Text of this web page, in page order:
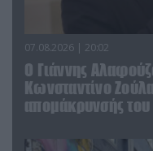
07.08.2026 | 20:02
Ο Γιάννης
Κωνσταντίνο
απομάκρυνσής του